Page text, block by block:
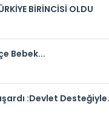
BİRİNCİSİ OLDU
Bebek...
:Devlet